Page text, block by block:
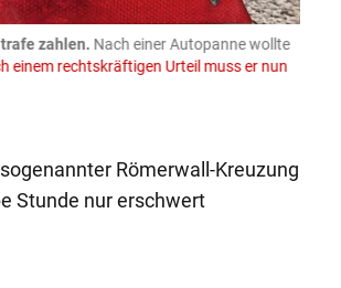
zahlen. Nach einer Autopanne wollte
einem rechtskräftigen Urteil muss er nun
Römerwall-Kreuzung
Stunde nur erschwert